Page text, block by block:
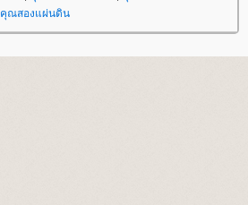
คุณสองแผ่นดิน